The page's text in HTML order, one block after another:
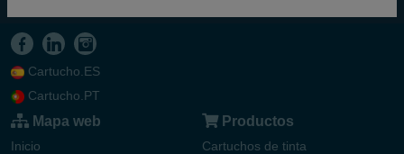
Cartucho.ES
Cartucho.PT
Mapa web
Inicio
Productos
Cartuchos de tinta